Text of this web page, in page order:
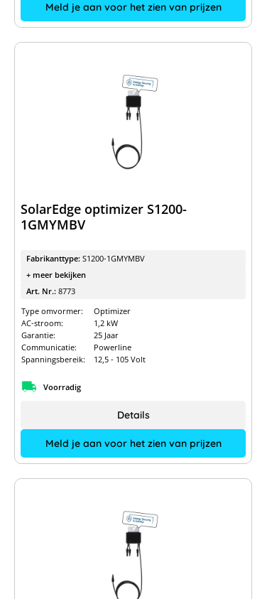
Meld je aan voor het zien van prijzen
SolarEdge optimizer S1200-
1GMYMBV
Fabrikanttype: S1200-1GMYMBV
+ meer bekijken
Art. Nr.: 8773
Type omvormer:
Optimizer
AC-stroom:
1,2 kW
Garantie:
25 Jaar
Communicatie:
Powerline
Spanningsbereik:
12,5 - 105 Volt
Voorradig
Meld je aan voor het zien van prijzen
Details